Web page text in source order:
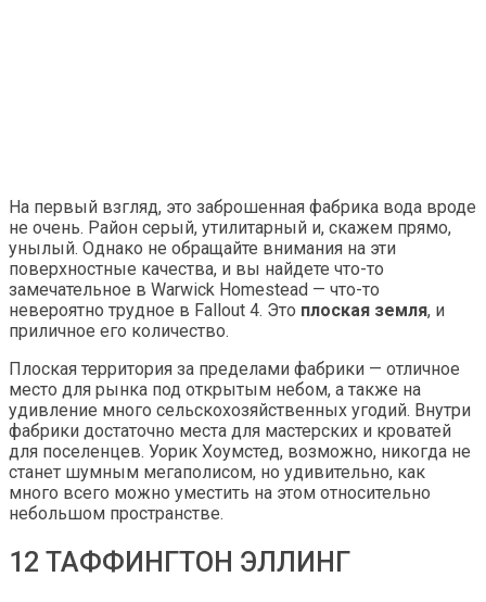
На первый взгляд, это заброшенная фабрика вода вроде
не очень. Район серый, утилитарный и, скажем прямо,
унылый. Однако не обращайте внимания на эти
поверхностные качества, и вы найдете что-то
замечательное в Warwick Homestead — что-то
невероятно трудное в Fallout 4. Это плоская земля, и
приличное его количество.
Плоская территория за пределами фабрики — отличное
место для рынка под открытым небом, а также на
удивление много сельскохозяйственных угодий. Внутри
фабрики достаточно места для мастерских и кроватей
для поселенцев. Уорик Хоумстед, возможно, никогда не
станет шумным мегаполисом, но удивительно, как
много всего можно уместить на этом относительно
небольшом пространстве.
12 ТАФФИНГТОН ЭЛЛИНГ